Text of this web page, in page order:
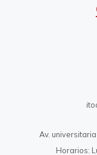
Av.
Horarios: